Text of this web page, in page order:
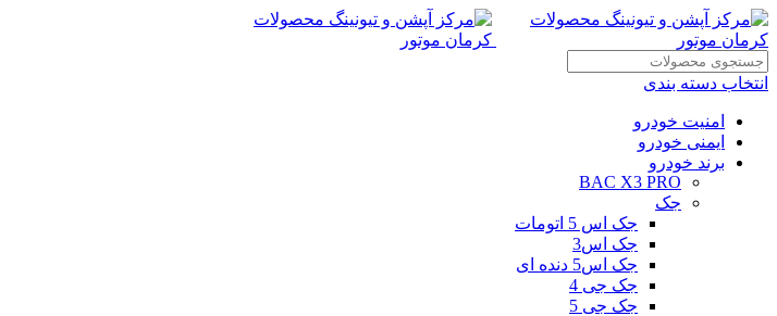
انتخاب دسته بندی
امنیت خودرو
ایمنی خودرو
برند خودرو
BAC X3 PRO
جک
جک اس 5 اتومات
جک اس3
جک اس5 دنده ای
جک جی 4
جک جی 5